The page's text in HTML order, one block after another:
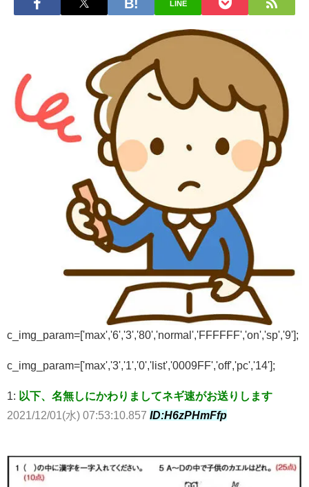
LINE
c_img_param=['max','6','3','80','normal','FFFFFF','on','sp','9'];
c_img_param=['max','3','1','0','list','0009FF','off','pc','14'];
1: 以下、名無しにかわりましてネギ速がお送りします
2021/12/01(水) 07:53:10.857 ID:H6zPHmFfp